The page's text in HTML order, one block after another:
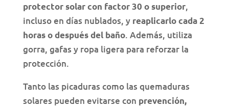
protector solar con factor 30 o superior,
incluso en días nublados, y reaplicarlo cada 2
horas o después del baño. Además, utiliza
gorra, gafas y ropa ligera para reforzar la
protección.
Tanto las picaduras como las quemaduras
solares pueden evitarse con prevención,